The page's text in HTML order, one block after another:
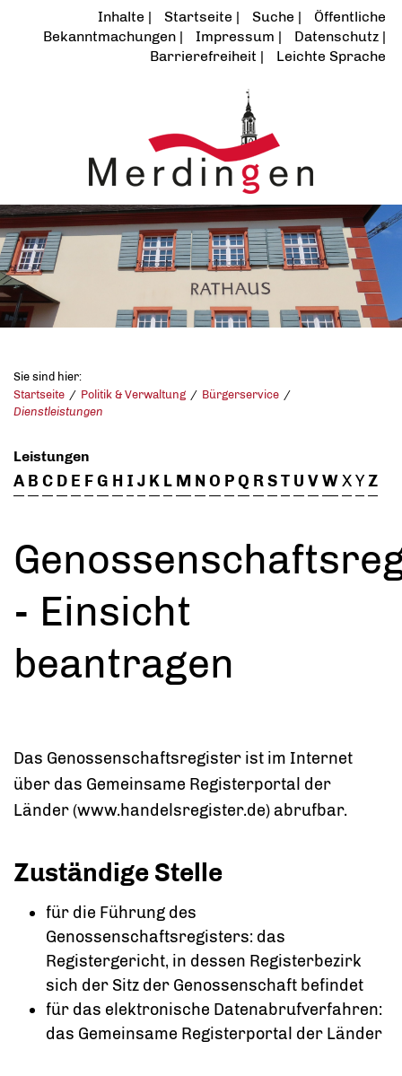
Inhalte Startseite Suche
Öffentliche
Bekanntmachungen
Impressum
Datenschutz
Barrierefreiheit
Leichte Sprache
Sie sind hier:
Startseite
Politik & Verwaltung
Bürgerservice
Dienstleistungen
Leistungen
A B C D E FG H I J K L M NO PQ RST U VWXYZ
- Einsicht
beantragen
Das Genossenschaftsregister ist im Internet
über das Gemeinsame Registerportal der
Länder (www.handelsregister.de) abrufbar.
Zuständige Stelle
für die Führung des
Genossenschaftsregisters: das
Registergericht, in dessen Registerbezirk
sich der Sitz der Genossenschaft befindet
für das elektronische Datenabrufverfahren:
das Gemeinsame Registerportal der Länder